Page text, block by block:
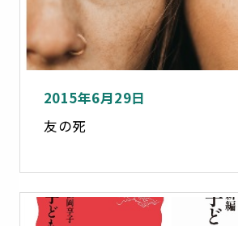
2015年6月29日
友の死